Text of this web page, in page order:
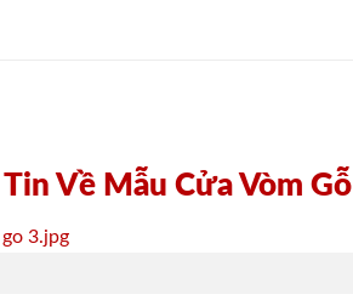
Về Mẫu Cửa Vòm Gỗ